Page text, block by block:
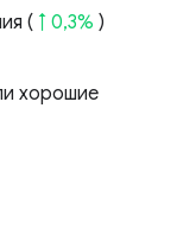
( ↑ 0,3% )
хорошие